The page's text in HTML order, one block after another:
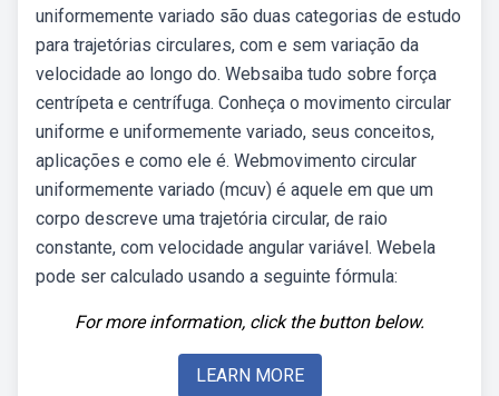
uniformemente variado são duas categorias de estudo
para trajetórias circulares, com e sem variação da
velocidade ao longo do. Websaiba tudo sobre força
centrípeta e centrífuga. Conheça o movimento circular
uniforme e uniformemente variado, seus conceitos,
aplicações e como ele é. Webmovimento circular
uniformemente variado (mcuv) é aquele em que um
corpo descreve uma trajetória circular, de raio
constante, com velocidade angular variável. Webela
pode ser calculado usando a seguinte fórmula:
For more information, click the button below.
LEARN MORE